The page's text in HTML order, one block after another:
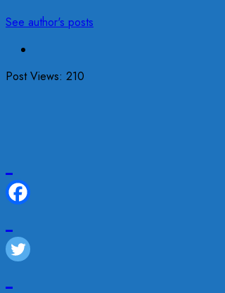
See author's posts
Post Views: 210